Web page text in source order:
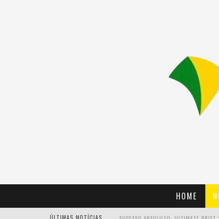
HOME
ÚLTIMAS NOTÍCIAS